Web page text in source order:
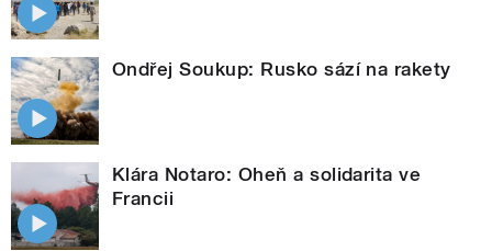
Ondřej Soukup: Rusko sází na rakety
Klára Notaro: Oheň a solidarita ve
Francii